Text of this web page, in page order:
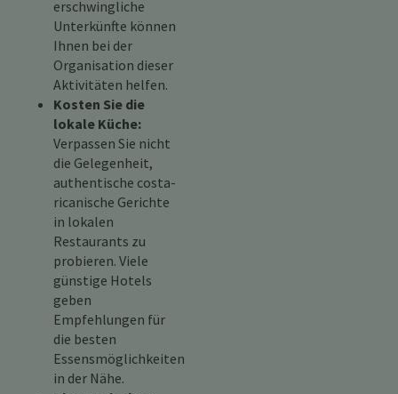
erschwingliche
Unterkünfte können
Ihnen bei der
Organisation dieser
Aktivitäten helfen.
Kosten Sie die
lokale Küche:
Verpassen Sie nicht
die Gelegenheit,
authentische costa-
ricanische Gerichte
in lokalen
Restaurants zu
probieren. Viele
günstige Hotels
geben
Empfehlungen für
die besten
Essensmöglichkeiten
in der Nähe.